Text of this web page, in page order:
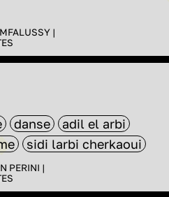
|
danse
adil el arbi
sidi larbi cherkaoui
PERINI |